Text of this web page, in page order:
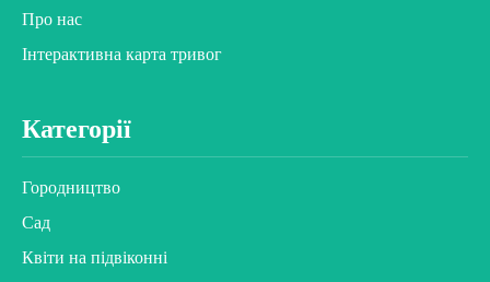
Про нас
Інтерактивна карта тривог
Категорії
Городництво
Сад
Квіти на підвіконні